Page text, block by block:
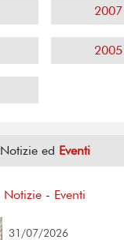
2007
2005
Notizie ed Eventi
Notizie - Eventi
31/07/2026